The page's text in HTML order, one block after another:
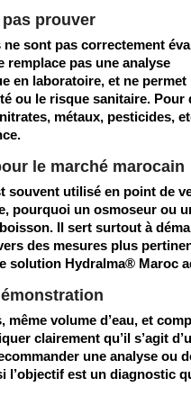
prouver
sont pas correctement
remplace pas une analyse
en laboratoire, et ne permet
ou le risque sanitaire. Pour
métaux, pesticides,
le marché marocain
souvent utilisé en point de
pourquoi un osmoseur ou
Il sert surtout à
des mesures plus
solution Hydralma® Maroc
volume d’eau, et
clairement qu’il s’agit
une analyse ou
l’objectif est un diagnostic